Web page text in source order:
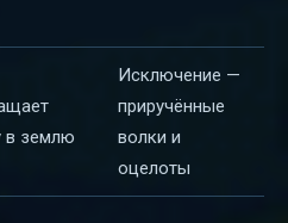
в землю
Исключение —
приручённые
волки и
оцелоты